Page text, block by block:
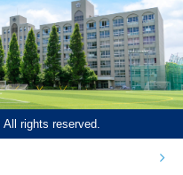
rights reserved.